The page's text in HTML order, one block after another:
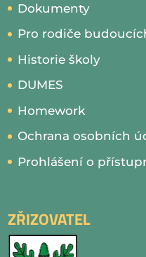
Dokumenty
Pro rodiče
Historie školy
DUMES
Homework
Ochrana osobních
Prohlášení o
ZŘIZOVATEL